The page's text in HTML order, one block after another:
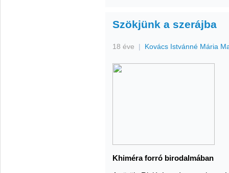
Szökjünk a szerájba
18 éve | Kovács Istvánné Mária
Khiméra forró birodalmában